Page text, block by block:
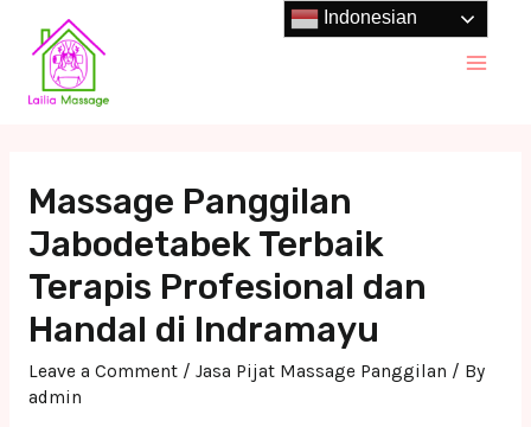
content
Massage Panggilan
Jabodetabek Terbaik
Terapis Profesional dan
Handal di Indramayu
Leave a Comment / Jasa Pijat Massage Panggilan / By
admin
Indonesian